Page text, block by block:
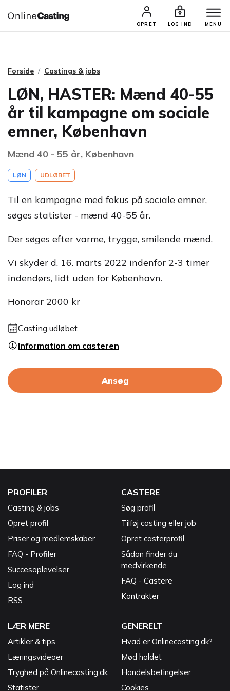
OPRET LOG IND MENU
CASTINGS & JOBS SØG PROFIL
Forside Castings & jobs
LØN, HASTER: Mænd 40-55
år til kampagne om sociale
emner, København
Mænd 40 - 55 år, København
LØN UDLØBET
Til en kampagne med fokus på sociale emner,
søges statister - mænd 40-55 år.
Der søges efter varme, trygge, smilende mænd.
Vi skyder d. 16. marts 2022 indenfor 2-3 timer
indendørs, lidt uden for København.
Honorar 2000 kr
Casting udløbet
Information om casteren
Ansøg
PROFILER
Casting & jobs
Opret profil
Priser og medlemskaber
FAQ - Profiler
Succesoplevelser
Log ind
RSS
CASTERE
Søg profil
Tilføj casting eller job
Opret casterprofil
Sådan finder du
medvirkende
FAQ - Castere
Kontrakter
LÆR MERE
Artikler & tips
Læringsvideoer
Tryghed på Onlinecasting.dk
Statister
GENERELT
Hvad er Onlinecasting.dk?
Mød holdet
Handelsbetingelser
Cookies